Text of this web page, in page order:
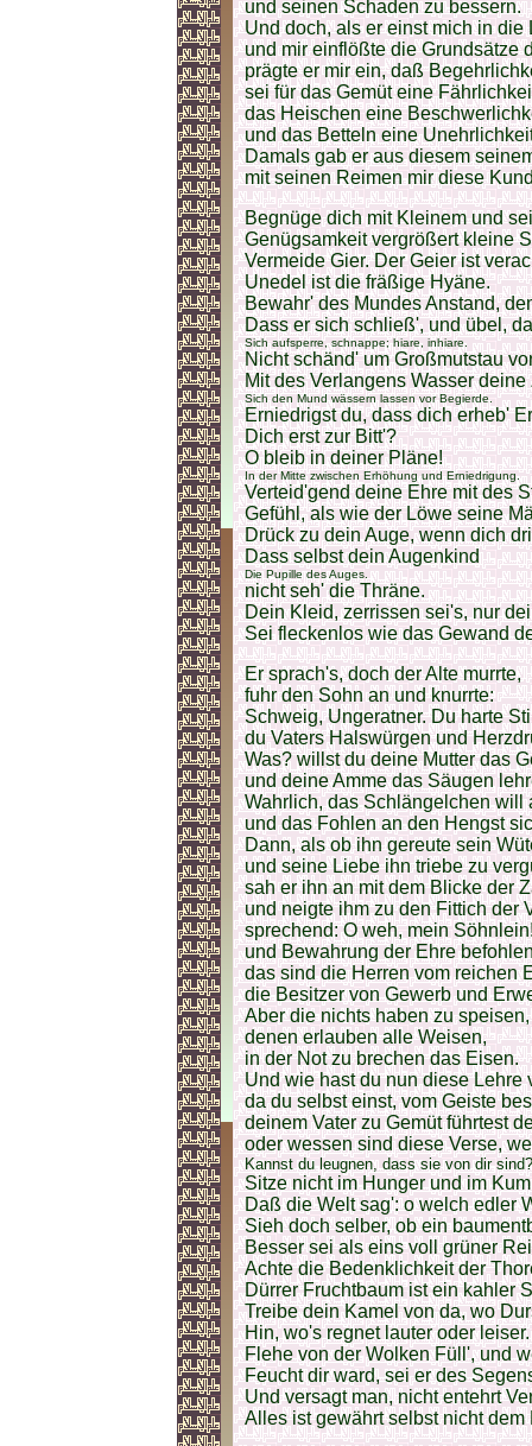
und seinen Schaden zu bessern.
Und doch, als er einst mich in die
und mir einflößte die Grundsätze
prägte er mir ein, daß
sei für das Gemüt eine
das Heischen eine
und das Betteln eine
Damals gab er aus diesem
mit seinen Reimen mir diese
Begnüge dich mit Kleinem und
Genügsamkeit vergrößert kleine
Vermeide Gier. Der Geier ist
Unedel ist die fräßige Hyäne.
Bewahr' des Mundes Anstand,
Dass er sich schließ', und übel,
Sich aufsperre, schnappe; hiare, inhiare.
Nicht schänd' um Großmutstau
Mit des Verlangens Wasser deine
Sich den Mund wässern lassen vor Begierde.
Erniedrigst du, dass dich erheb'
Dich erst zur Bitt'?
O bleib in deiner Pläne!
In der Mitte zwischen Erhöhung und Erniedrigung.
Verteid'gend deine Ehre mit des
Gefühl, als wie der Löwe seine
Drück zu dein Auge, wenn dich
Dass selbst dein Augenkind
Die Pupille des Auges.
nicht seh' die Thräne.
Dein Kleid, zerrissen sei's, nur
Sei fleckenlos wie das Gewand
Er sprach's, doch der Alte murrte,
fuhr den Sohn an und knurrte:
Schweig, Ungeratner. Du harte
du Vaters Halswürgen und
Was? willst du deine Mutter das
und deine Amme das Säugen
Wahrlich, das Schlängelchen will
und das Fohlen an den Hengst
Dann, als ob ihn gereute sein
und seine Liebe ihn triebe zu
sah er ihn an mit dem Blicke der
und neigte ihm zu den Fittich der
sprechend: O weh, mein
und Bewahrung der Ehre
das sind die Herren vom reichen
die Besitzer von Gewerb und
Aber die nichts haben zu speisen,
denen erlauben alle Weisen,
in der Not zu brechen das Eisen.
Und wie hast du nun diese Lehre
da du selbst einst, vom Geiste
deinem Vater zu Gemüt führtest
oder wessen sind diese Verse,
Kannst du leugnen, dass sie von dir sind?
Sitze nicht im Hunger und im
Daß die Welt sag': o welch edler
Sieh doch selber, ob ein
Besser sei als eins voll grüner
Achte die Bedenklichkeit der
Dürrer Fruchtbaum ist ein kahler
Treibe dein Kamel von da, wo
Hin, wo's regnet lauter oder leiser.
Flehe von der Wolken Füll', und
Feucht dir ward, sei er des
Und versagt man, nicht entehrt
Alles ist gewährt selbst nicht dem